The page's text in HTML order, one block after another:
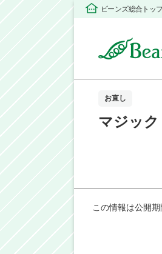
ビーンズ総合トッ
お直し
マジッ
この情報は公開期